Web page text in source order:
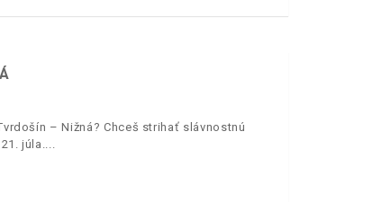
– Nižná? Chceš strihať slávnostnú
júla.